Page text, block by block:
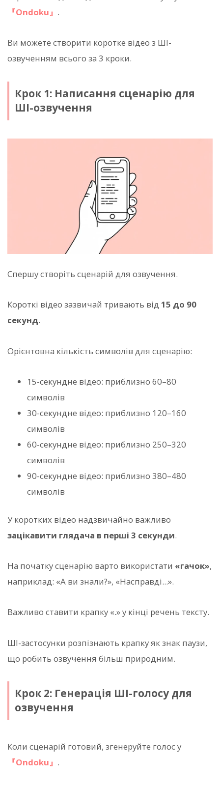
『Ondoku』 .
Ви можете створити коротке відео з ШІ-
озвученням всього за 3 кроки.
Крок 1: Написання сценарію для
ШІ-озвучення
Спершу створіть сценарій для озвучення.
Короткі відео зазвичай тривають від 15 до 90
секунд.
Орієнтовна кількість символів для сценарію:
15-секундне відео: приблизно 60–80
символів
30-секундне відео: приблизно 120–160
символів
60-секундне відео: приблизно 250–320
символів
90-секундне відео: приблизно 380–480
символів
У коротких відео надзвичайно важливо
зацікавити глядача в перші 3 секунди.
На початку сценарію варто використати «гачок»,
наприклад: «А ви знали?», «Насправді...».
Важливо ставити крапку «.» у кінці речень тексту.
ШІ-застосунки розпізнають крапку як знак паузи,
що робить озвучення більш природним.
Крок 2: Генерація ШІ-голосу для
озвучення
Коли сценарій готовий, згенеруйте голос у
『Ondoku』 .